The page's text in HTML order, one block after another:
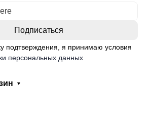
подтверждения, я принимаю условия
персональных данных